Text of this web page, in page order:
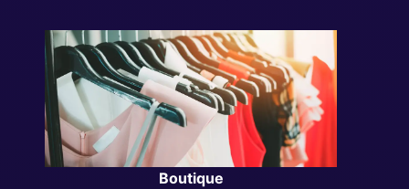
Boutique